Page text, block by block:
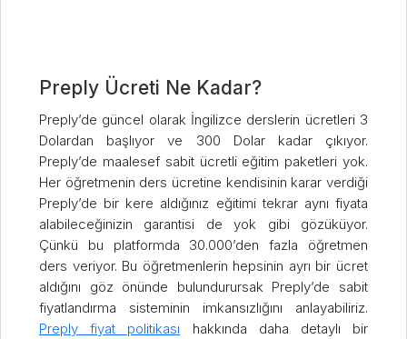
Preply Ücreti Ne Kadar?
Preply’de güncel olarak İngilizce derslerin ücretleri 3
Dolardan başlıyor ve 300 Dolar kadar çıkıyor.
Preply’de maalesef sabit ücretli eğitim paketleri yok.
Her öğretmenin ders ücretine kendisinin karar verdiği
Preply’de bir kere aldığınız eğitimi tekrar aynı fiyata
alabileceğinizin garantisi de yok gibi gözüküyor.
Çünkü bu platformda 30.000’den fazla öğretmen
ders veriyor. Bu öğretmenlerin hepsinin ayrı bir ücret
aldığını göz önünde bulundurursak Preply’de sabit
fiyatlandırma sisteminin imkansızlığını anlayabiliriz.
Preply fiyat politikası hakkında daha detaylı bir